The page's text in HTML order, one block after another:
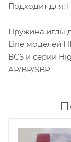
Подходит для:
Пружина иглы
Line моделей
BCS и серии
AP/BP/SBP